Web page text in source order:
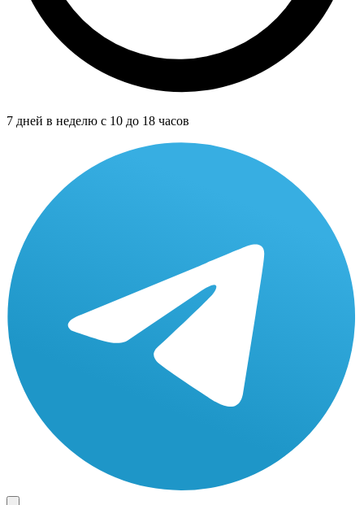
7 дней в неделю с 10 до 18 часов